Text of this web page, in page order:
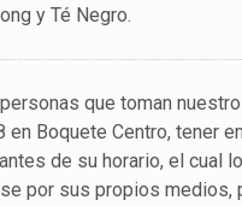
y Té Negro.
que toman
en Boquete Centro, tener
de su horario, el cual
por sus propios medios,